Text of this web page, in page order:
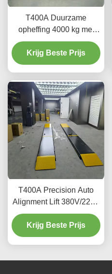
T400A Duurzame
opheffing 4000 kg met
gladde opheffing
Krijg Beste Prijs
T400A Precision Auto
Alignment Lift 380V/220V
met laag profielontwerp
Krijg Beste Prijs